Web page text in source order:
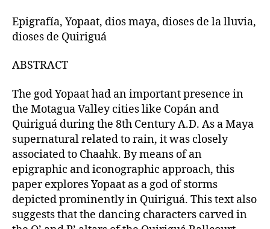
Epigrafía, Yopaat, dios maya, dioses de la lluvia,
dioses de Quiriguá
ABSTRACT
The god Yopaat had an important presence in
the Motagua Valley cities like Copán and
Quiriguá during the 8th Century A.D. As a Maya
supernatural related to rain, it was closely
associated to Chaahk. By means of an
epigraphic and iconographic approach, this
paper explores Yopaat as a god of storms
depicted prominently in Quiriguá. This text also
suggests that the dancing characters carved in